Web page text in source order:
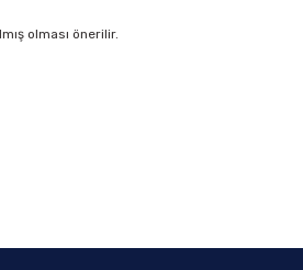
olması önerilir.